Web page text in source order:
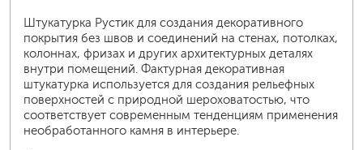
Штукатурка Рустик для создания декоративного
покрытия без швов и соединений на стенах, потолках,
колоннах, фризах и других архитектурных деталях
внутри помещений. Фактурная декоративная
штукатурка используется для создания рельефных
поверхностей с природной шероховатостью, что
соответствует современным тенденциям применения
необработанного камня в интерьере.